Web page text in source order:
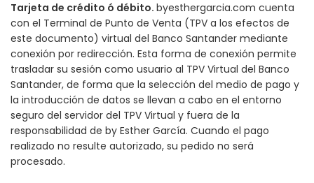
Tarjeta de crédito ó débito. byesthergarcia.com cuenta
con el Terminal de Punto de Venta (TPV a los efectos de
este documento) virtual del Banco Santander mediante
conexión por redirección. Esta forma de conexión permite
trasladar su sesión como usuario al TPV Virtual del Banco
Santander, de forma que la selección del medio de pago y
la introducción de datos se llevan a cabo en el entorno
seguro del servidor del TPV Virtual y fuera de la
responsabilidad de by Esther García. Cuando el pago
realizado no resulte autorizado, su pedido no será
procesado.